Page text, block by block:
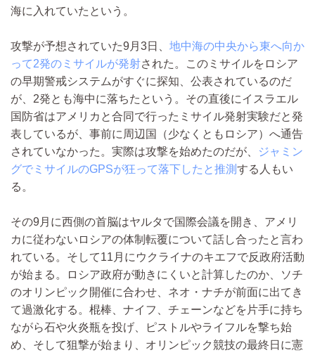
海に入れていたという。
攻撃が予想されていた9月3日、 地中海の中央から東へ向か
って2発のミサイルが発射された。このミサイルをロシア
の早期警戒システムがすぐに探知、公表されているのだ
が、2発とも海中に落ちたという。その直後にイスラエル
国防省はアメリカと合同で行ったミサイル発射実験だと発
表しているが、事前に周辺国（少なくともロシア）へ通告
されていなかった。実際は攻撃を始めたのだが、
ジャミン
グでミサイルのGPSが狂って落下したと推測する人もい
る。
その9月に西側の首脳はヤルタで国際会議を開き、アメリ
カに従わないロシアの体制転覆について話し合ったと言わ
れている。そして11月にウクライナのキエフで反政府活動
が始まる。ロシア政府が動きにくいと計算したのか、ソチ
のオリンピック開催に合わせ、ネオ・ナチが前面に出てき
て過激化する。棍棒、ナイフ、チェーンなどを片手に持ち
ながら石や火炎瓶を投げ、ピストルやライフルを撃ち始
め、そして狙撃が始まり、オリンピック競技の最終日に憲